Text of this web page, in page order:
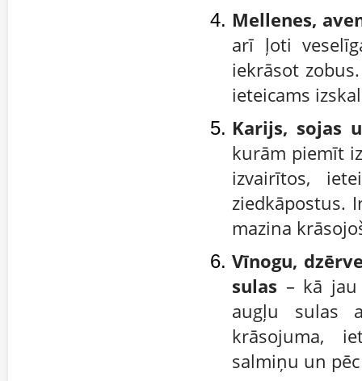
Mellenes,
arī ļoti
iekrāsot
ieteicams
Karijs, sojas
kurām piemīt
izvairītos,
ziedkāpostus.
mazina
Vīnogu,
sulas – kā
augļu sulas
krāsojuma,
salmiņu un